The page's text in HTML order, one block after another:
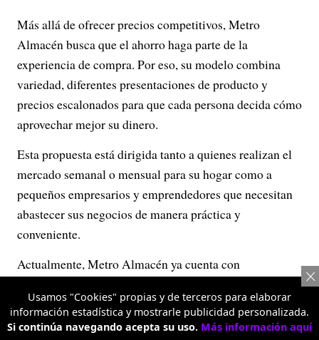
Más allá de ofrecer precios competitivos, Metro
Almacén busca que el ahorro haga parte de la
experiencia de compra. Por eso, su modelo combina
variedad, diferentes presentaciones de producto y
precios escalonados para que cada persona decida cómo
aprovechar mejor su dinero.
Esta propuesta está dirigida tanto a quienes realizan el
mercado semanal o mensual para su hogar como a
pequeños empresarios y emprendedores que necesitan
abastecer sus negocios de manera práctica y
conveniente.
Actualmente, Metro Almacén ya cuenta con
supermercados en Bogotá, con sedes en Bosa, Fontibón,
Alquería y Banderas; además de Facatativá, Girón,
Pasto (Único), Pitalito, Medellín (Prado), Neiva,
Usamos "Cookies" propias y de terceros para elaborar
información estadística y mostrarle publicidad personalizada.
Si continúa navegando acepta su uso. Más información aquí